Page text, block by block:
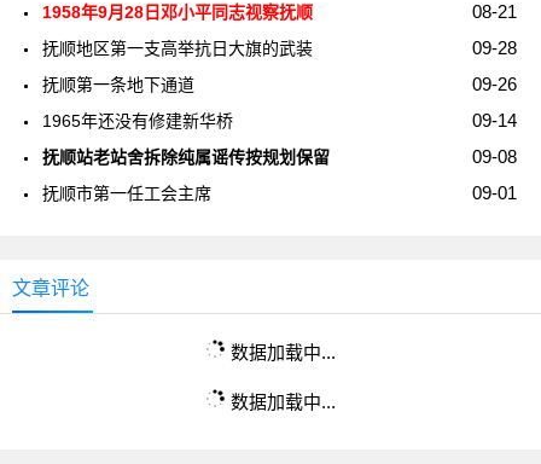
08-21
1958年9月28日邓小平同志视察抚顺
09-28
抚顺地区第一支高举抗日大旗的武装
09-26
抚顺第一条地下通道
09-14
1965年还没有修建新华桥
09-08
抚顺站老站舍拆除纯属谣传按规划保留
09-01
抚顺市第一任工会主席
文章评论
数据加载中...
数据加载中...